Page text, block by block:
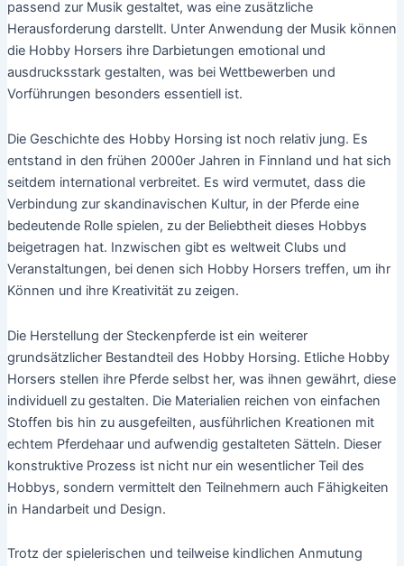
passend zur Musik gestaltet, was eine zusätzliche
Herausforderung darstellt. Unter Anwendung der Musik können
die Hobby Horsers ihre Darbietungen emotional und
ausdrucksstark gestalten, was bei Wettbewerben und
Vorführungen besonders essentiell ist.
Die Geschichte des Hobby Horsing ist noch relativ jung. Es
entstand in den frühen 2000er Jahren in Finnland und hat sich
seitdem international verbreitet. Es wird vermutet, dass die
Verbindung zur skandinavischen Kultur, in der Pferde eine
bedeutende Rolle spielen, zu der Beliebtheit dieses Hobbys
beigetragen hat. Inzwischen gibt es weltweit Clubs und
Veranstaltungen, bei denen sich Hobby Horsers treffen, um ihr
Können und ihre Kreativität zu zeigen.
Die Herstellung der Steckenpferde ist ein weiterer
grundsätzlicher Bestandteil des Hobby Horsing. Etliche Hobby
Horsers stellen ihre Pferde selbst her, was ihnen gewährt, diese
individuell zu gestalten. Die Materialien reichen von einfachen
Stoffen bis hin zu ausgefeilten, ausführlichen Kreationen mit
echtem Pferdehaar und aufwendig gestalteten Sätteln. Dieser
konstruktive Prozess ist nicht nur ein wesentlicher Teil des
Hobbys, sondern vermittelt den Teilnehmern auch Fähigkeiten
in Handarbeit und Design.
Trotz der spielerischen und teilweise kindlichen Anmutung